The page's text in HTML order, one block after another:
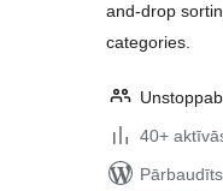
and-drop
categories.
40+